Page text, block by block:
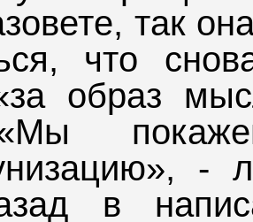
так
что
образ
-
в